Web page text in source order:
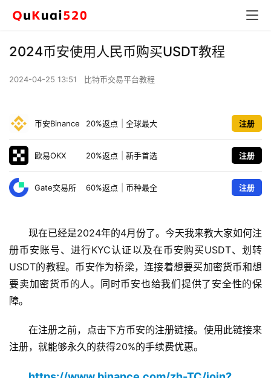
2024币安使用人民币购买USDT教程
2024-04-25 13:51 比特币交易平台教程
币安Binance 20%返点 全球最大 注册
欧易OKX 20%返点 新手首选 注册
Gate交易所 60%返点 币种最全 注册
现在已经是2024年的4月份了。今天我来教大家如何注
册币安账号、进行KYC认证以及在币安购买USDT、划转
USDT的教程。币安作为桥梁，连接着想要买加密货币和想
要卖加密货币的人。同时币安也给我们提供了安全性的保
障。
在注册之前，点击下方币安的注册链接。使用此链接来
注册，就能够永久的获得20%的手续费优惠。